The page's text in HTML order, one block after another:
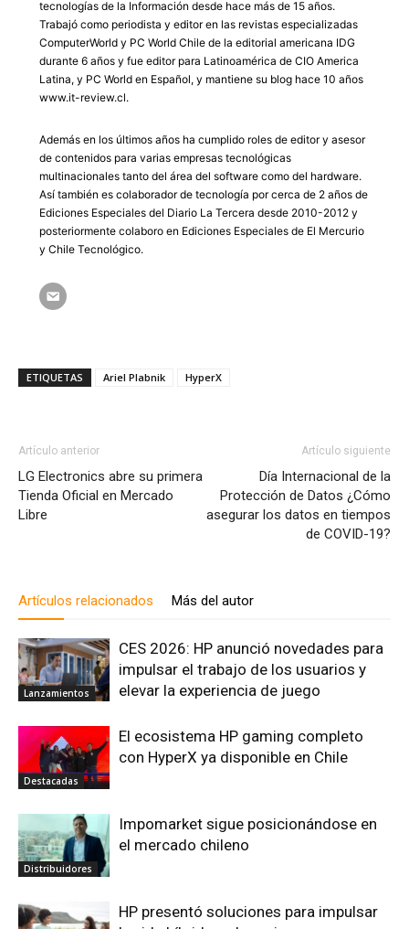
tecnologías de la Información desde hace más de 15 años.
Trabajó como periodista y editor en las revistas especializadas
ComputerWorld y PC World Chile de la editorial americana IDG
durante 6 años y fue editor para Latinoamérica de CIO America
Latina, y PC World en Español, y mantiene su blog hace 10 años
www.it-review.cl.
Además en los últimos años ha cumplido roles de editor y asesor
de contenidos para varias empresas tecnológicas
multinacionales tanto del área del software como del hardware.
Así también es colaborador de tecnología por cerca de 2 años de
Ediciones Especiales del Diario La Tercera desde 2010-2012 y
posteriormente colaboro en Ediciones Especiales de El Mercurio
y Chile Tecnológico.
ETIQUETAS Ariel Plabnik HyperX
Artículo anterior
LG Electronics abre su primera
Tienda Oficial en Mercado
Libre
Artículo siguiente
Día Internacional de la
Protección de Datos ¿Cómo
asegurar los datos en tiempos
de COVID-19?
Artículos relacionados Más del autor
Lanzamientos
CES 2026: HP anunció novedades para
impulsar el trabajo de los usuarios y
elevar la experiencia de juego
Destacadas
El ecosistema HP gaming completo
con HyperX ya disponible en Chile
Distribuidores
Impomarket sigue posicionándose en
el mercado chileno
HP presentó soluciones para impulsar